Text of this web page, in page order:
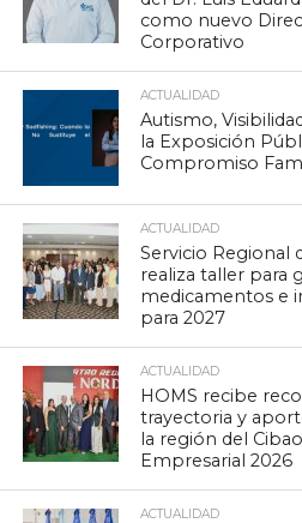
como nuevo
Corporativo
ACTUALIDAD
Autismo,
la Exposición
Compromiso
ACTUALIDAD
Servicio Regional
realiza taller para
medicamentos e
para 2027
ACTUALIDAD
HOMS recibe
trayectoria y
la región del
Empresarial 2026
ACTUALIDAD